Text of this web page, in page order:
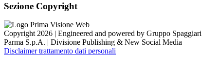
Sezione Copyright
Copyright 2026 | Engineered and powered by Gruppo Spaggiari
Parma S.p.A. | Divisione Publishing & New Social Media
Disclaimer trattamento dati personali